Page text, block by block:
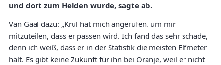
und dort zum Helden wurde, sagte ab.
Van Gaal dazu: „Krul hat mich angerufen, um mir
mitzuteilen, dass er passen wird. Ich fand das sehr schade,
denn ich weiß, dass er in der Statistik die meisten Elfmeter
hält. Es gibt keine Zukunft für ihn bei Oranje, weil er nicht